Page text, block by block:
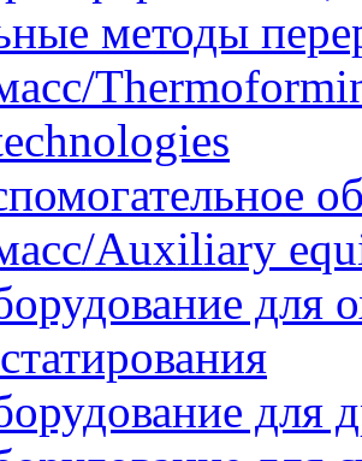
методы
Auxiliary
для
для